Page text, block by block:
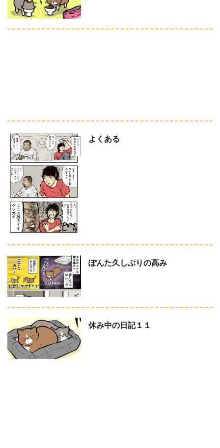
よくある
ぽんた久しぶりの高み
休み中の日記１１